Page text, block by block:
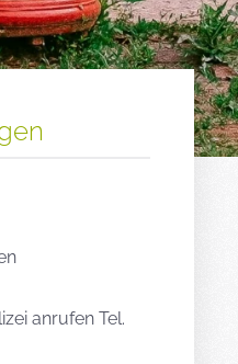
anrufen Tel.